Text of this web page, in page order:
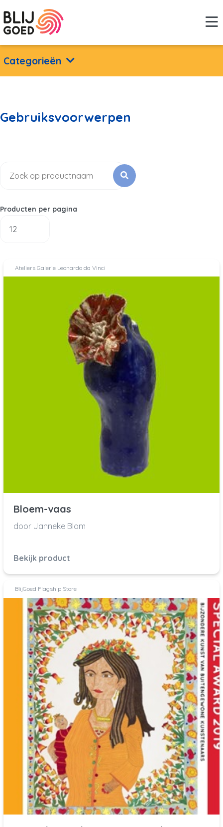
Categorieën
Gebruiksvoorwerpen
Producten per pagina
Ateliers Galerie Leonardo da Vinci
Bloem-vaas
door Janneke Blom
Bekijk product
BlijGoed Flagship Store